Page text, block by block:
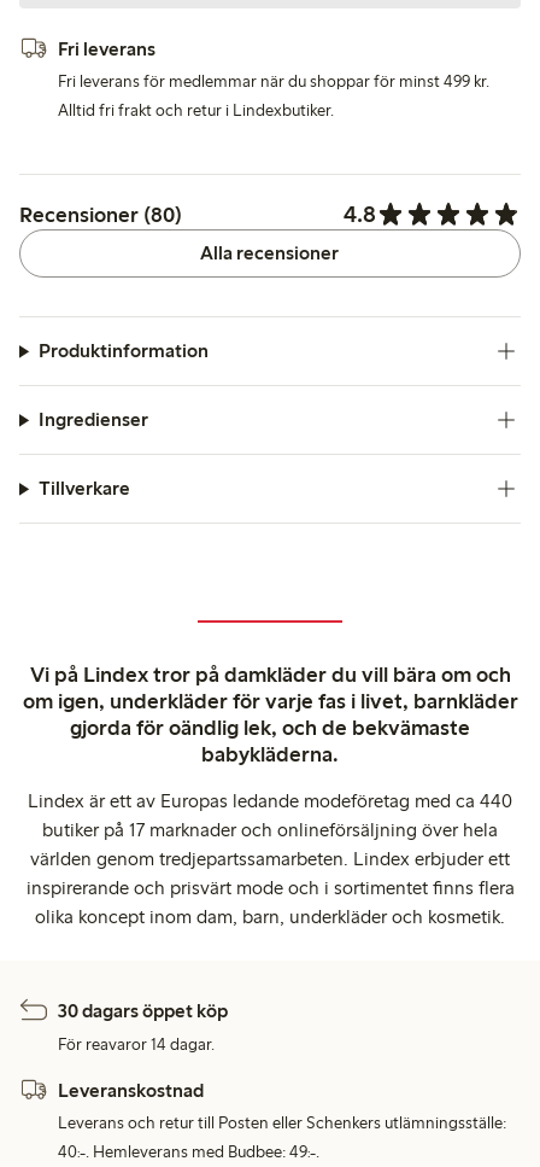
Fri leverans
Fri leverans för medlemmar när du shoppar för minst 499 kr.
Alltid fri frakt och retur i Lindexbutiker.
Recensioner (80) 4.8
Alla recensioner
Produktinformation
Ingredienser
Tillverkare
Vi på Lindex tror på damkläder du vill bära om och
om igen, underkläder för varje fas i livet, barnkläder
gjorda för oändlig lek, och de bekvämaste
babykläderna.
Lindex är ett av Europas ledande modeföretag med ca 440
butiker på 17 marknader och onlineförsäljning över hela
världen genom tredjepartssamarbeten. Lindex erbjuder ett
inspirerande och prisvärt mode och i sortimentet finns flera
olika koncept inom dam, barn, underkläder och kosmetik.
30 dagars öppet köp
För reavaror 14 dagar.
Leveranskostnad
Leverans och retur till Posten eller Schenkers utlämningsställe:
40:-. Hemleverans med Budbee: 49:-.